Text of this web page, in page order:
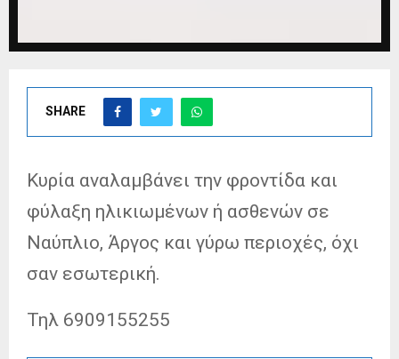
SHARE
Κυρία αναλαμβάνει την φροντίδα και
φύλαξη ηλικιωμένων ή ασθενών σε
Ναύπλιο, Άργος και γύρω περιοχές, όχι
σαν εσωτερική.
Τηλ 6909155255